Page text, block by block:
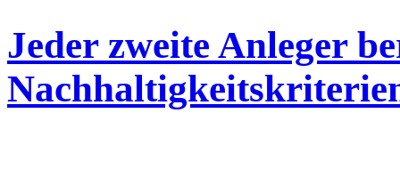
Jeder zweite Anleger